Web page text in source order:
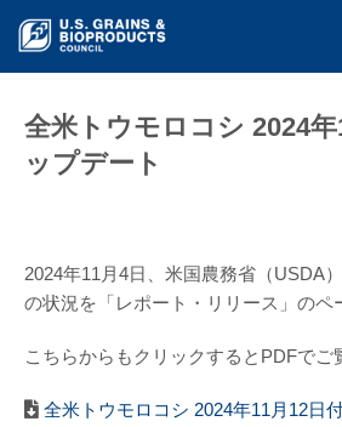
全米トウモロコシ 2024
ップデート
2024年11月4日、米国農務省（USDA
の状況を「レポート・リリース」のペ
こちらからもクリックするとPDFでご
全米トウモロコシ 2024年11月12日